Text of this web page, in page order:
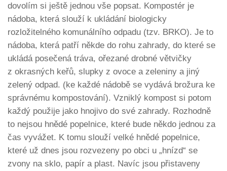
dovolím si ještě jednou vše popsat. Kompostér je
nádoba, která slouží k ukládání biologicky
rozložitelného komunálního odpadu (tzv. BRKO). Je to
nádoba, která patří někde do rohu zahrady, do které se
ukládá posečená tráva, ořezané drobné větvičky
z okrasných keřů, slupky z ovoce a zeleniny a jiný
zelený odpad. (ke každé nádobě se vydává brožura ke
správnému kompostování). Vzniklý kompost si potom
každý použije jako hnojivo do své zahrady. Rozhodně
to nejsou hnědé popelnice, které bude někdo jednou za
čas vyvážet. K tomu slouží velké hnědé popelnice,
které už dnes jsou rozvezeny po obci u „hnízd“ se
zvony na sklo, papír a plast. Navíc jsou přistaveny